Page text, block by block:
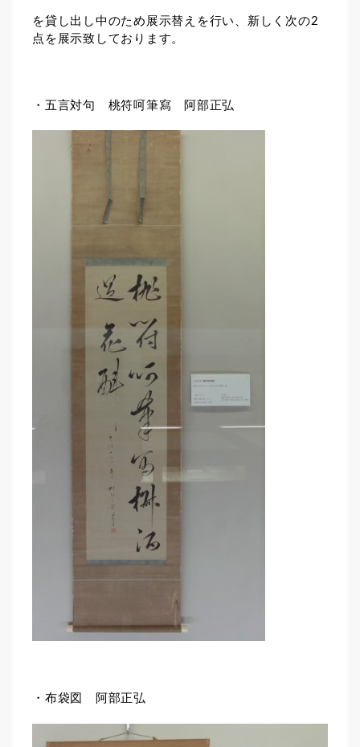
を貸し出し中のため展示替えを行い、新しく次の2
点を展示致しております。
・五言対句 桃符呵筆寫 阿部正弘
・布袋図 阿部正弘